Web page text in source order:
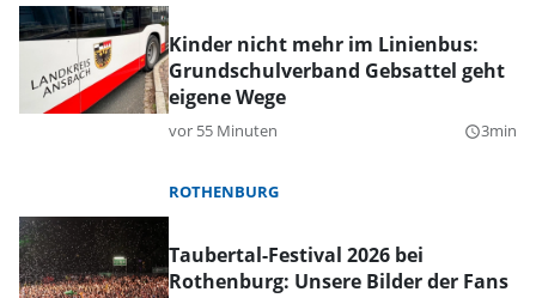
Kinder nicht mehr im Linienbus:
Grundschulverband Gebsattel geht
eigene Wege
vor 55 Minuten query_builder3min
ROTHENBURG
Taubertal-Festival 2026 bei
Rothenburg: Unsere Bilder der Fans